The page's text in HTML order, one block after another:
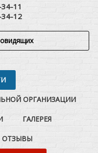
11
12
ОРГАНИЗАЦИИ
ГАЛЕРЕЯ
ОТЗЫВЫ